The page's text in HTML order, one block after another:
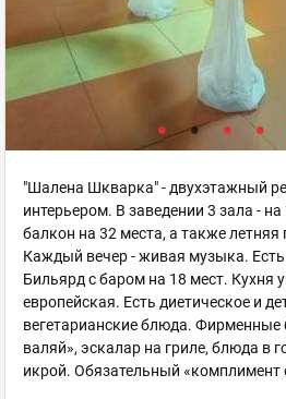
"Шалена Шкварка" - двухэтажный
интерьером. В заведении 3 зала - на
балкон на 32 места, а также
Каждый вечер - живая музыка. Есть
Бильярд с баром на 18 мест. Кухня
европейская. Есть диетическое и
вегетарианские блюда. Фирменные
валяй», эскалар на гриле, блюда в
икрой. Обязательный «комплимент